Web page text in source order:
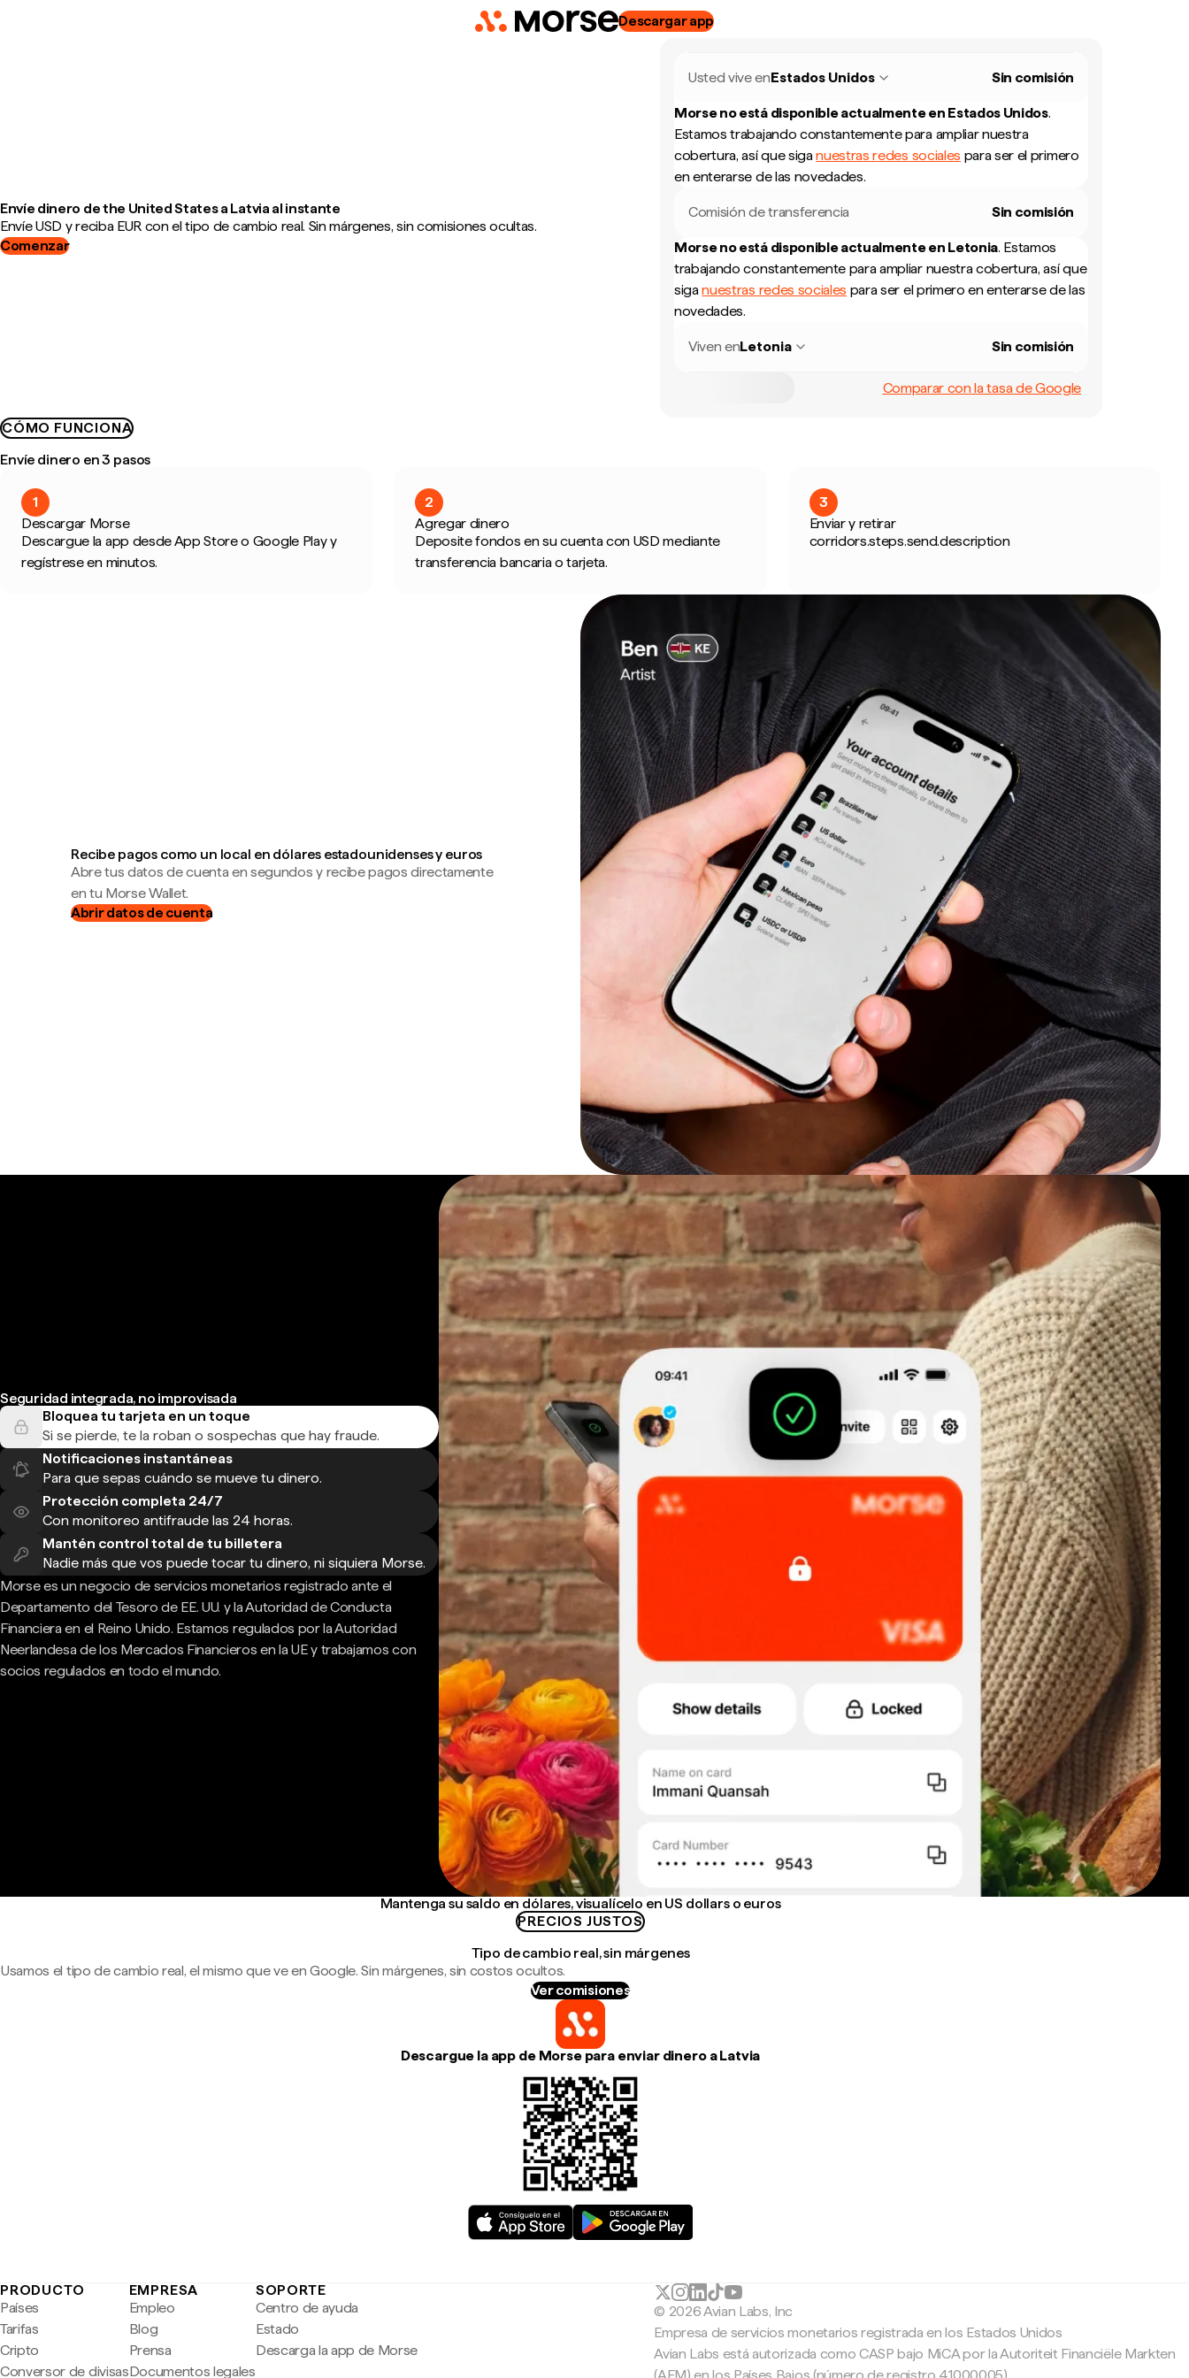
Descargar app
Envíe dinero de the United States a Latvia al instante
Envíe USD y reciba EUR con el tipo de cambio real. Sin márgenes, sin comisiones ocultas.
Comenzar
Usted vive enEstados Unidos Sin comisión
Morse no está disponible actualmente en Estados Unidos.
Estamos trabajando constantemente para ampliar nuestra
cobertura, así que siganuestras redes sociales para ser el primero
en enterarse de las novedades.
Comisión de transferencia Sin comisión
Morse no está disponible actualmente en Letonia. Estamos
trabajando constantemente para ampliar nuestra cobertura, así que
siganuestras redes sociales para ser el primero en enterarse de las
novedades.
Viven enLetonia Sin comisión
Comparar con la tasa de Google
CÓMO FUNCIONA
Envíe dinero en 3 pasos
1
Descargar Morse
Descargue la app desde App Store o Google Play y
regístrese en minutos.
2
Agregar dinero
Deposite fondos en su cuenta con USD mediante
transferencia bancaria o tarjeta.
3
Enviar y retirar
corridors.steps.send.description
Recibe pagos como un local en dólares estadounidenses y euros
Abre tus datos de cuenta en segundos y recibe pagos directamente
en tu Morse Wallet.
Abrir datos de cuenta
Seguridad integrada, no improvisada
Bloquea tu tarjeta en un toque
Si se pierde, te la roban o sospechas que hay fraude.
Notificaciones instantáneas
Para que sepas cuándo se mueve tu dinero.
Protección completa 24/7
Con monitoreo antifraude las 24 horas.
Mantén control total de tu billetera
Nadie más que vos puede tocar tu dinero, ni siquiera Morse.
Morse es un negocio de servicios monetarios registrado ante el
Departamento del Tesoro de EE. UU. y la Autoridad de Conducta
Financiera en el Reino Unido. Estamos regulados por la Autoridad
Neerlandesa de los Mercados Financieros en la UE y trabajamos con
socios regulados en todo el mundo.
Mantenga su saldo en dólares, visualícelo en US dollars o euros
PRECIOS JUSTOS
Tipo de cambio real, sin márgenes
Usamos el tipo de cambio real, el mismo que ve en Google. Sin márgenes, sin costos ocultos.
Ver comisiones
Descargue la app de Morse para enviar dinero a Latvia
PRODUCTO
Países
Tarifas
Cripto
Conversor de divisas
EMPRESA
Empleo
Blog
Prensa
Documentos legales
SOPORTE
Centro de ayuda
Estado
Descarga la app de Morse
© 2026 Avian Labs, Inc
Empresa de servicios monetarios registrada en los Estados Unidos
Avian Labs está autorizada como CASP bajo MiCA por la Autoriteit Financiële Markten